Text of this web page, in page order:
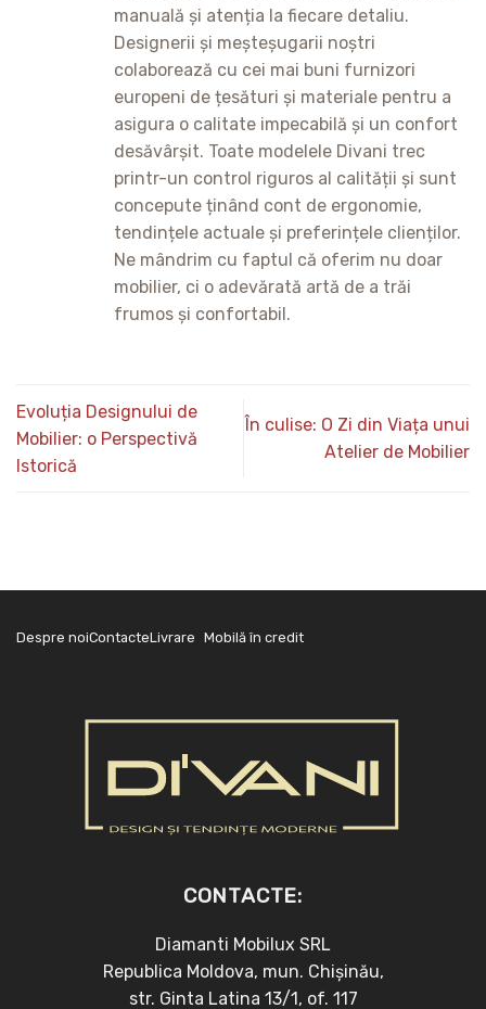
manuală și atenția la fiecare detaliu.
Designerii și meșteșugarii noștri
colaborează cu cei mai buni furnizori
europeni de țesături și materiale pentru a
asigura o calitate impecabilă și un confort
desăvârșit. Toate modelele Divani trec
printr-un control riguros al calității și sunt
concepute ținând cont de ergonomie,
tendințele actuale și preferințele clienților.
Ne mândrim cu faptul că oferim nu doar
mobilier, ci o adevărată artă de a trăi
frumos și confortabil.
Evoluția Designului de
Mobilier: o Perspectivă
Istorică
În culise: O Zi din Viața unui
Atelier de Mobilier
Despre noiContacteLivrare Mobilă în credit
CONTACTE:
Diamanti Mobilux SRL
Republica Moldova, mun. Chișinău,
str. Ginta Latina 13/1, of. 117